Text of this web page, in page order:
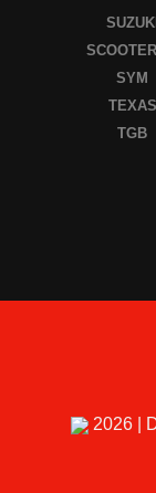
SUZUKI
SYM
TEXAS
TGB
2026 |